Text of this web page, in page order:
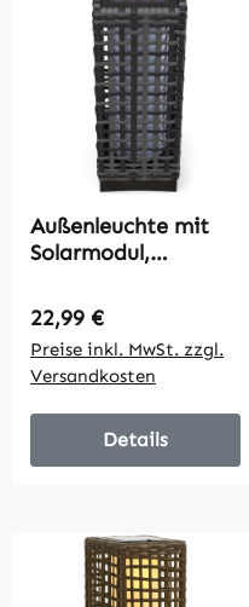
Außenleuchte mit
Solarmodul,
8 h Betriebszeit,
Rattanoptik, Stahl,
15,5 x 15,5 x 46 cm,
Grau
Regulärer Preis:
22,99 €
Preise inkl. MwSt. zzgl.
Versandkosten
Details